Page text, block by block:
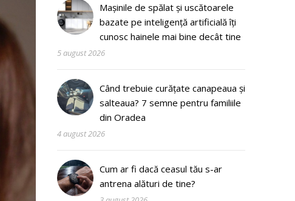
Mașinile de spălat și uscătoarele
bazate pe inteligență artificială îți
cunosc hainele mai bine decât tine
5 august 2026
Când trebuie curățate canapeaua și
salteaua? 7 semne pentru familiile
din Oradea
4 august 2026
Cum ar fi dacă ceasul tău s-ar
antrena alături de tine?